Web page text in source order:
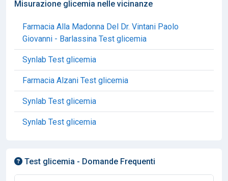
Misurazione glicemia nelle vicinanze
Farmacia Alla Madonna Del Dr. Vintani Paolo
Giovanni - Barlassina Test glicemia
Synlab Test glicemia
Farmacia Alzani Test glicemia
Synlab Test glicemia
Synlab Test glicemia
Test glicemia - Domande Frequenti